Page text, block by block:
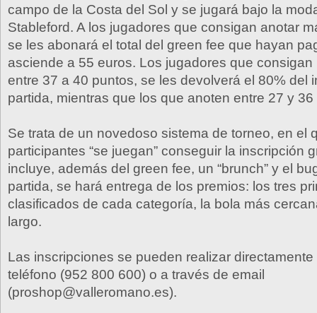
campo de la Costa del Sol y se jugará bajo la
Stableford. A los jugadores que consigan anotar
se les abonará el total del green fee que hayan
asciende a 55 euros. Los jugadores que
entre 37 a 40 puntos, se les devolverá el 80% del
partida, mientras que los que anoten entre 27 y
Se trata de un novedoso sistema de torneo, en el
participantes “se juegan” conseguir la inscripción
incluye, además del green fee, un “brunch” y el
partida, se hará entrega de los premios: los tres
clasificados de cada categoría, la bola más
largo.
Las inscripciones se pueden realizar
teléfono (952 800 600) o a través de email
(proshop@valleromano.es).